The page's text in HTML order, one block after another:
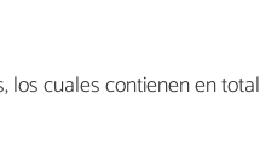
los cuales contienen en total